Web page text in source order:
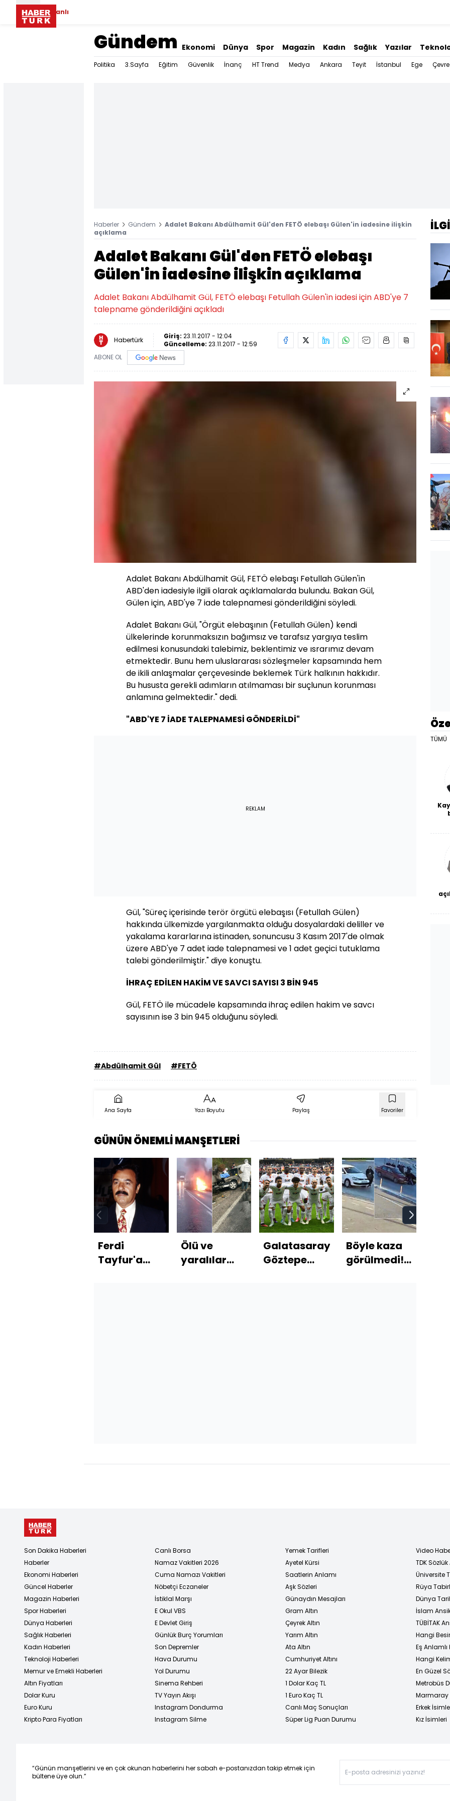
Canlı
Gündem Ekonomi Dünya Spor Magazin Kadın Sağlık Yazılar
Politika 3.Sayfa Eğitim Güvenlik İnanç HT Trend Medya Ankara Teyit İstanbul Ege Çevre
Haberler Gündem
Adalet Bakanı Abdülhamit Gül'den FETÖ elebaşı Gülen'in iadesine ilişkin
açıklama
Adalet Bakanı Gül'den FETÖ elebaşı
Gülen'in iadesine ilişkin açıklama
Adalet Bakanı Abdülhamit Gül, FETÖ elebaşı Fetullah Gülen'in iadesi için ABD'ye 7
talepname gönderildiğini açıkladı
Habertürk Giriş: 23.11.2017 - 12:04
Güncelleme: 23.11.2017 - 12:59
ABONE OL
Adalet Bakanı Abdülhamit Gül, FETÖ elebaşı Fetullah Gülen'in
ABD'den iadesiyle ilgili olarak açıklamalarda bulundu. Bakan Gül,
Gülen için, ABD'ye 7 iade talepnamesi gönderildiğini söyledi.
Adalet Bakanı Gül, "Örgüt elebaşının (Fetullah Gülen) kendi
ülkelerinde korunmaksızın bağımsız ve tarafsız yargıya teslim
edilmesi konusundaki talebimiz, beklentimiz ve ısrarımız devam
etmektedir. Bunu hem uluslararası sözleşmeler kapsamında hem
de ikili anlaşmalar çerçevesinde beklemek Türk halkının hakkıdır.
Bu hususta gerekli adımların atılmaması bir suçlunun korunması
anlamına gelmektedir." dedi.
"ABD'YE 7 İADE TALEPNAMESİ GÖNDERİLDİ"
REKLAM
Gül, "Süreç içerisinde terör örgütü elebaşısı (Fetullah Gülen)
hakkında ülkemizde yargılanmakta olduğu dosyalardaki deliller ve
yakalama kararlarına istinaden, sonuncusu 3 Kasım 2017'de olmak
üzere ABD'ye 7 adet iade talepnamesi ve 1 adet geçici tutuklama
talebi gönderilmiştir." diye konuştu.
İHRAÇ EDİLEN HAKİM VE SAVCI SAYISI 3 BİN 945
Gül, FETÖ ile mücadele kapsamında ihraç edilen hakim ve savcı
sayısının ise 3 bin 945 olduğunu söyledi.
#Abdülhamit Gül #FETÖ
Ana Sayfa Yazı Boyutu Paylaş Favoriler
GÜNÜN ÖNEMLİ MANŞETLERİ
Ferdi
Tayfur'a
Ölü ve
yaralılar
Galatasaray'ın
Göztepe
Böyle kaza
görülmedi!
TÜMÜ
Son Dakika Haberleri
Haberler
Ekonomi Haberleri
Güncel Haberler
Magazin Haberleri
Spor Haberleri
Dünya Haberleri
Sağlık Haberleri
Kadın Haberleri
Teknoloji Haberleri
Memur ve Emekli Haberleri
Altın Fiyatları
Dolar Kuru
Euro Kuru
Kripto Para Fiyatları
Canlı Borsa
Namaz Vakitleri 2026
Cuma Namazı Vakitleri
Nöbetçi Eczaneler
İstiklal Marşı
E Okul VBS
E Devlet Giriş
Günlük Burç Yorumları
Son Depremler
Hava Durumu
Yol Durumu
Sinema Rehberi
TV Yayın Akışı
Instagram Dondurma
Instagram Silme
Yemek Tarifleri
Ayetel Kürsi
Saatlerin Anlamı
Aşk Sözleri
Günaydın Mesajları
Gram Altın
Çeyrek Altın
Yarım Altın
Ata Altın
Cumhuriyet Altını
22 Ayar Bilezik
1 Dolar Kaç TL
1 Euro Kaç TL
Canlı Maç Sonuçları
Süper Lig Puan Durumu
Video
TDK
Üniversite
Rüya
Dünya
İslam
TÜBİTAK
Hangi
Eş
Hangi
En Güzel
Metrobüs
Marmaray
Erkek
Kız İsimleri
“Günün manşetlerini ve en çok okunan haberlerini her sabah e-postanızdan takip etmek için
bültene üye olun.”